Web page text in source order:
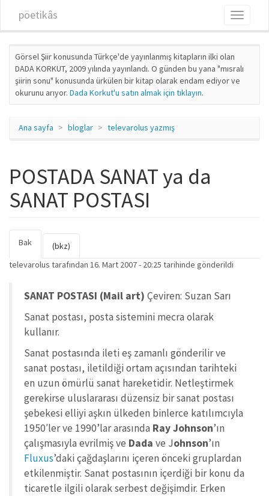
pöetikâs
Toggle
Görsel Şiir konusunda Türkçe'de yayınlanmış kitapların ilki olan
DADA KORKUT, 2009 yılında yayınlandı. O günden bu yana "mısralı
şiirin sonu" konusunda ürkülen bir kitap olarak endam ediyor ve
okurunu arıyor. Dada Korkut'u satın almak için tıklayın.
Ana sayfa bloglar televarolus yazmış
POSTADA SANAT ya da
SANAT POSTASI
Birincil sekmeler
Bak
sekme)
(bkz)
televarolus tarafından 16. Mart 2007 - 20:25 tarihinde gönderildi
SANAT POSTASI (Mail art) Çeviren: Suzan Sarı
Sanat postası, posta sistemini mecra olarak
kullanır.
Sanat postasında ileti eş zamanlı gönderilir ve
sanat postası, iletildiği ortam açısından tarihteki
en uzun ömürlü sanat hareketidir. Netleştirmek
gerekirse uluslararası düzensiz bir sanat postası
şebekesi elliyi aşkın ülkeden binlerce katılımcıyla
1950′ler ve 1990’lar arasında Ray Johnson’ın
çalışmasıyla evrilmiş ve Dada ve Johnson’ın
Fluxus’daki çağdaşlarını içeren önceki gruplardan
etkilenmiştir. Sanat postasının içerdiği bir konu da
ticaretle ilgili olarak serbest değişimdir. Erken